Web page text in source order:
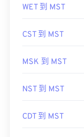
WET 到 MST
CST 到 MST
MSK 到 MST
NST 到 MST
CDT 到 MST